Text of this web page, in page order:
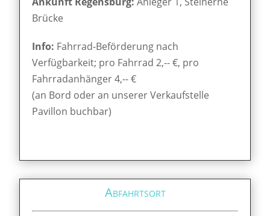
Brücke
Info: Fahrrad-Beförderung nach
Verfügbarkeit; pro Fahrrad 2,-- €, pro
Fahrradanhänger 4,-- €
(an Bord oder an unserer Verkaufstelle
Pavillon buchbar)
Abfahrtsort